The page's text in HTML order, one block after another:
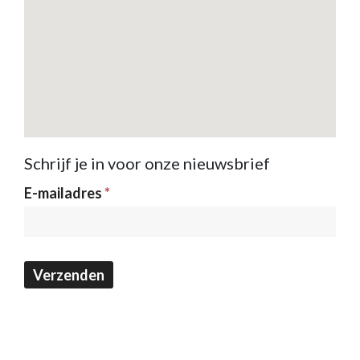
Schrijf je in voor onze nieuwsbrief
Nieuwsbrief
E-mailadres*
Verzenden